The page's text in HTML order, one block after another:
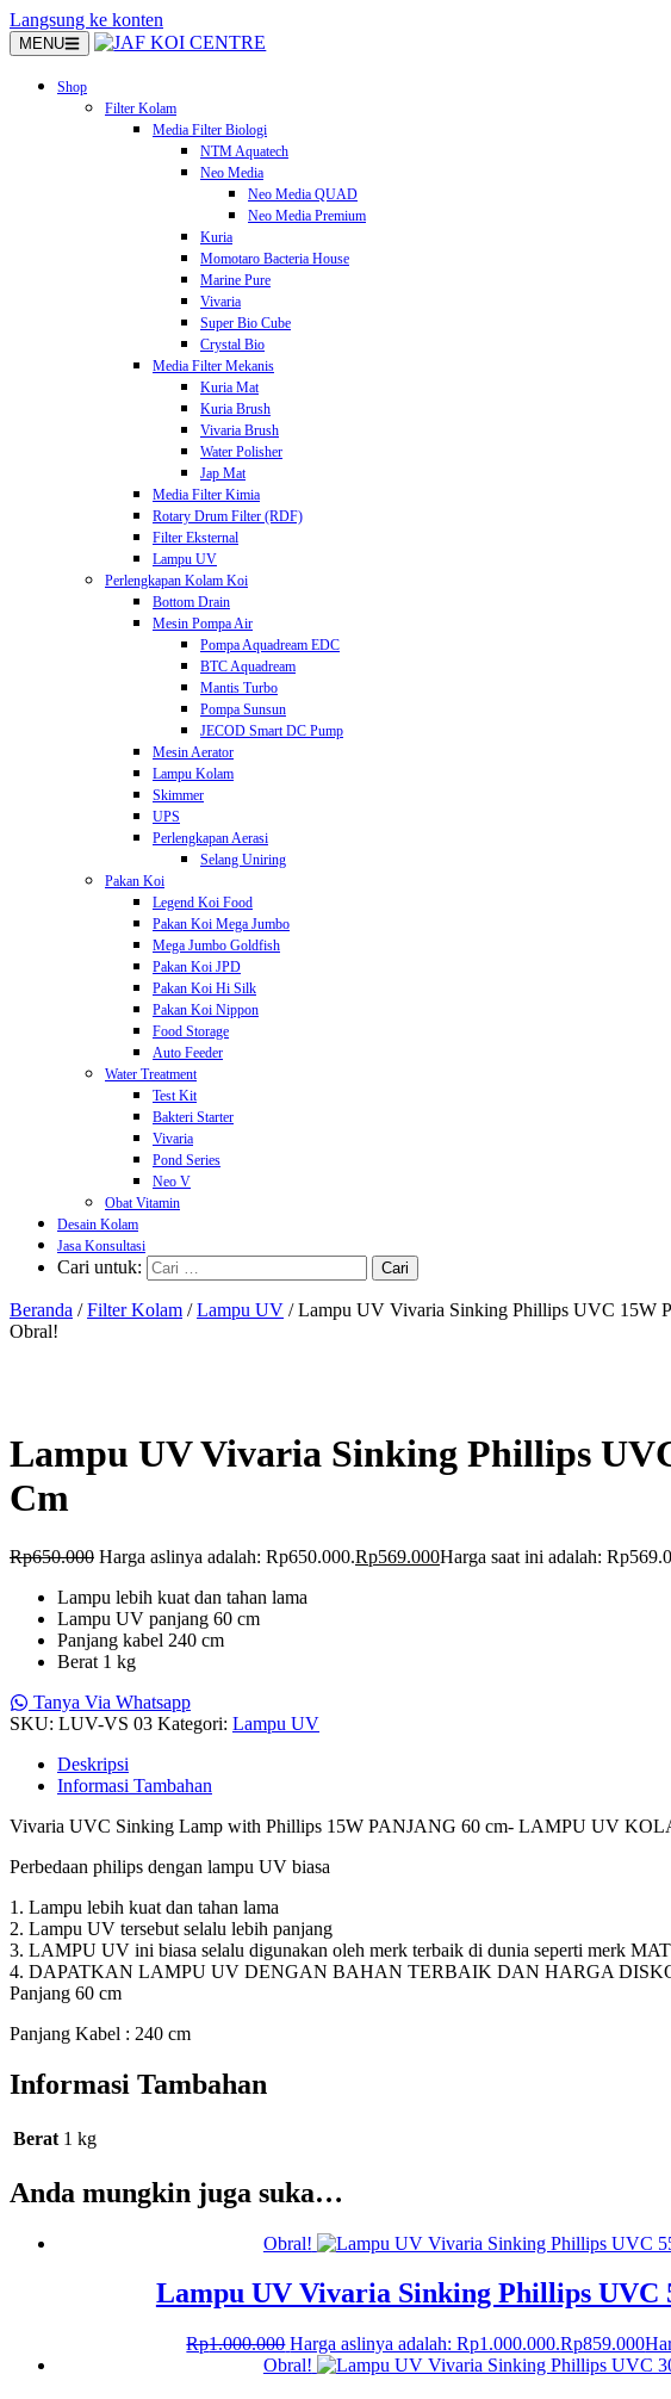
Langsung ke konten
MENU
Shop
Filter Kolam
Media Filter Biologi
NTM Aquatech
Neo Media
Neo Media QUAD
Neo Media Premium
Kuria
Momotaro Bacteria House
Marine Pure
Vivaria
Super Bio Cube
Crystal Bio
Media Filter Mekanis
Kuria Mat
Kuria Brush
Vivaria Brush
Water Polisher
Jap Mat
Media Filter Kimia
Rotary Drum Filter (RDF)
Filter Eksternal
Lampu UV
Perlengkapan Kolam Koi
Bottom Drain
Mesin Pompa Air
Pompa Aquadream EDC
BTC Aquadream
Mantis Turbo
Pompa Sunsun
JECOD Smart DC Pump
Mesin Aerator
Lampu Kolam
Skimmer
UPS
Perlengkapan Aerasi
Selang Uniring
Pakan Koi
Legend Koi Food
Pakan Koi Mega Jumbo
Mega Jumbo Goldfish
Pakan Koi JPD
Pakan Koi Hi Silk
Pakan Koi Nippon
Food Storage
Auto Feeder
Water Treatment
Test Kit
Bakteri Starter
Vivaria
Pond Series
Neo V
Obat Vitamin
Desain Kolam
Jasa Konsultasi
Cari untuk:
Beranda /Filter Kolam /Lampu UV / Lampu UV Vivaria Sinking Phillips UVC 15W
Obral!
Lampu UV Vivaria Sinking Phillips
Cm
Rp650.000 Harga aslinya adalah: Rp650.000.Rp569.000Harga saat ini adalah:
Lampu lebih kuat dan tahan lama
Lampu UV panjang 60 cm
Panjang kabel 240 cm
Berat 1 kg
Tanya Via Whatsapp
SKU: LUV-VS 03 Kategori: Lampu UV
Deskripsi
Informasi Tambahan
Vivaria UVC Sinking Lamp with Phillips 15W PANJANG 60 cm- LAMPU UV
Perbedaan philips dengan lampu UV biasa
1. Lampu lebih kuat dan tahan lama
2. Lampu UV tersebut selalu lebih panjang
3. LAMPU UV ini biasa selalu digunakan oleh merk terbaik di dunia seperti merk
4. DAPATKAN LAMPU UV DENGAN BAHAN TERBAIK DAN HARGA
Panjang 60 cm
Panjang Kabel : 240 cm
Informasi Tambahan
Berat 1 kg
Anda mungkin juga suka…
Obral!
Lampu UV Vivaria Sinking Phillips UVC
Rp1.000.000 Harga aslinya adalah: Rp1.000.000.Rp859.000
Obral!